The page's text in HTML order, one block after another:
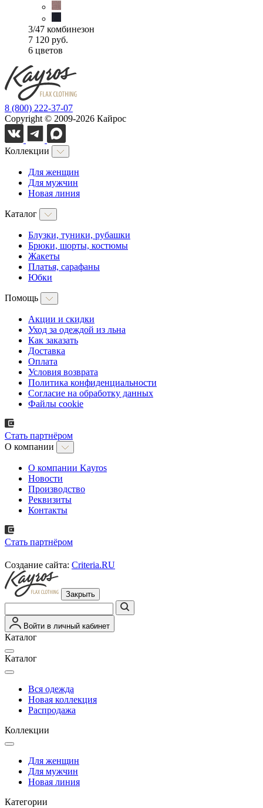
3/47 комбинезон
7 120 руб.
6 цветов
8 (800) 222-37-07
Copyright © 2009-2026 Кайрос
Коллекции
Для женщин
Для мужчин
Новая линия
Каталог
Блузки, туники, рубашки
Брюки, шорты, костюмы
Жакеты
Платья, сарафаны
Юбки
Помощь
Акции и скидки
Уход за одеждой из льна
Как заказать
Доставка
Оплата
Условия возврата
Политика конфиденциальности
Согласие на обработку данных
Файлы cookie
Стать партнёром
О компании
О компании Kayros
Новости
Производство
Реквизиты
Контакты
Стать партнёром
Создание сайта: Criteria.RU
Закрыть
Войти в личный кабинет
Каталог
Каталог
Вся одежда
Новая коллекция
Распродажа
Коллекции
Для женщин
Для мужчин
Новая линия
Категории